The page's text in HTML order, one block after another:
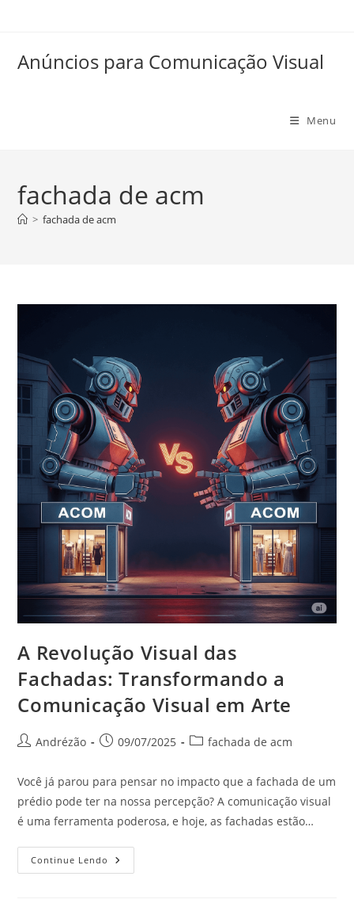
Anúncios para Comunicação Visual
Menu
fachada de acm
> fachada de acm
A Revolução Visual das
Fachadas: Transformando a
Comunicação Visual em Arte
Andrézão 09/07/2025 fachada de acm
Você já parou para pensar no impacto que a fachada de um
prédio pode ter na nossa percepção? A comunicação visual
é uma ferramenta poderosa, e hoje, as fachadas estão…
Continue Lendo